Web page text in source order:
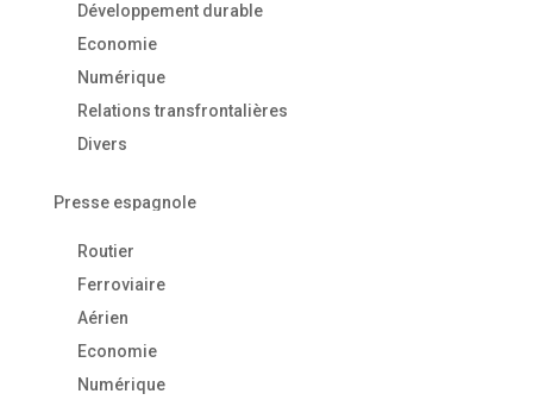
Développement durable
Economie
Numérique
Relations transfrontalières
Divers
Presse espagnole
Routier
Ferroviaire
Aérien
Economie
Numérique